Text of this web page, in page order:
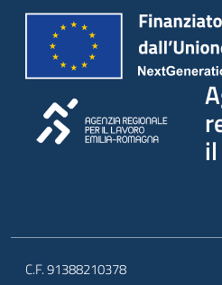
C.F. 91388210378